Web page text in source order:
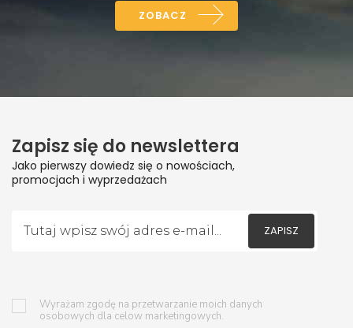
ZOBACZ
Zapisz się do newslettera
Jako pierwszy dowiedz się o nowościach,
promocjach i wyprzedażach
ZAPISZ
Wyrażam zgodę na przetwarzanie moich danych
osobowych dla celow marketingowych.